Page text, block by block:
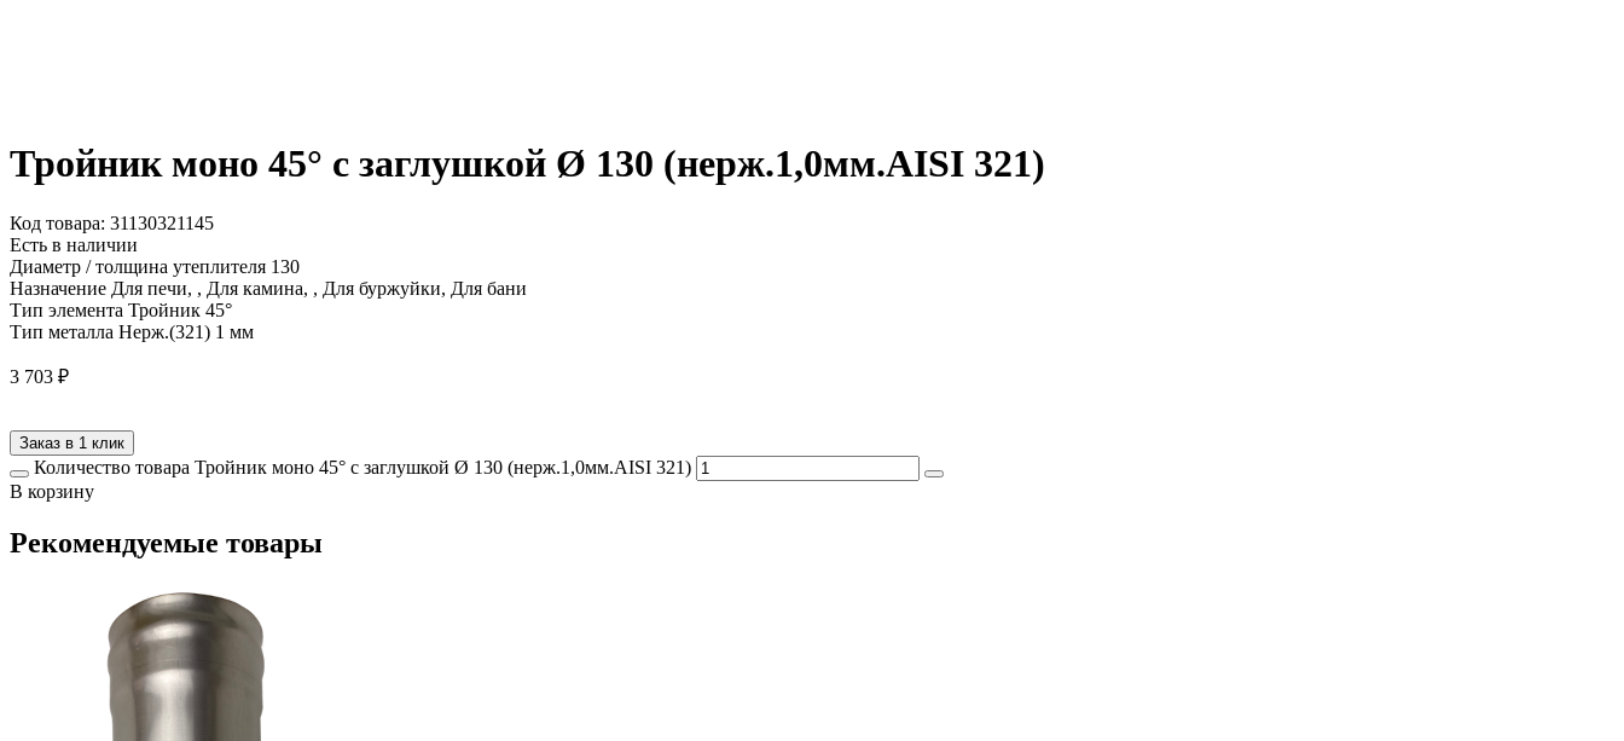
Тройник моно 45° с заглушкой Ø 130 (нерж.1,0мм.AISI 321)
Код товара: 31130321145
Есть в наличии
Диаметр / толщина утеплителя 130
Назначение Для печи, , Для камина, , Для буржуйки, Для бани
Тип элемента Тройник 45°
Тип металла Нерж.(321) 1 мм
3 703 ₽
Заказ в 1 клик
Количество товара Тройник моно 45° с заглушкой Ø 130 (нерж.1,0мм.AISI 321)
В корзину
Рекомендуемые товары